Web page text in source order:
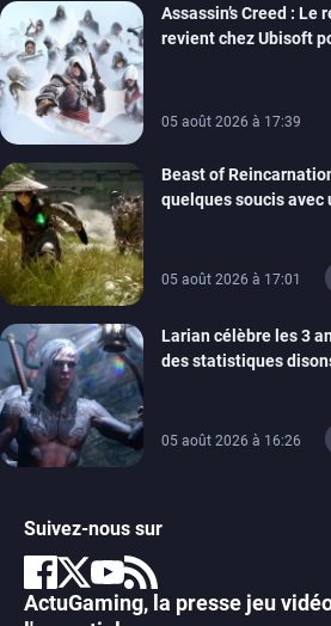
Assassin’s Creed :
revient chez Ubisoft
05 août 2026 à 17:39
Beast of
quelques soucis avec
05 août 2026 à 17:01
Larian célèbre les 3
des statistiques
05 août 2026 à 16:26
Suivez-nous sur
ActuGaming, la presse jeu